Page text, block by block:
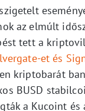
az elmúlt
tett a
et és
kriptobarát
BUSD
a Kucoint és